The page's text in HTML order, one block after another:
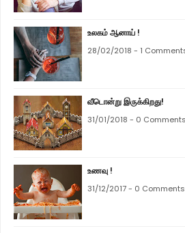
உலகம் ஆனாய் !
28/02/2018 - 1
வீடொன்று இருக்கிறது!
31/01/2018 - 0 Comments
உணவு !
31/12/2017 - 0 Comments